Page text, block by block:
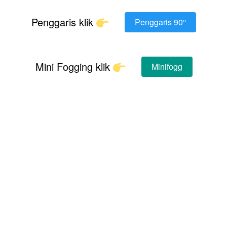
Penggaris klik `Penggaris 90°
Mini Fogging klik `Minifogg